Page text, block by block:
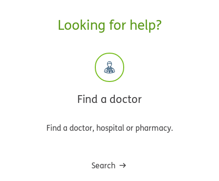
Looking for help?
Find a doctor
Find a doctor, hospital or pharmacy.
Search